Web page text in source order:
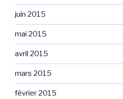
juin 2015
mai 2015
avril 2015
mars 2015
février 2015